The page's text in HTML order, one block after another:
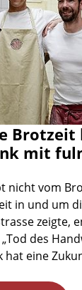
Brotzeit
mit
nicht vom
in und um
zeigte,
des
hat eine